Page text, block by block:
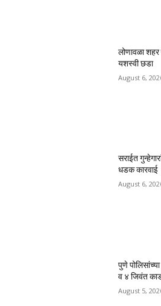
लोणावळा शहर
यशस्वी छडा
August 6,
सराईत
धडक कारवाई
August 6,
पुणे
व ४ जिवंत
August 5,